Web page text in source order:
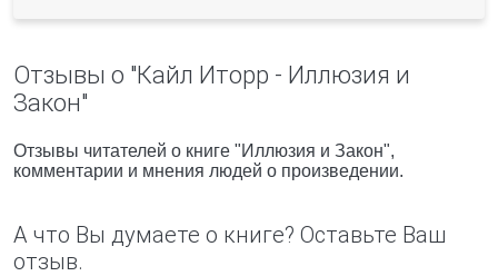
Отзывы о "Кайл Иторр - Иллюзия и
Закон"
Отзывы читателей о книге "Иллюзия и Закон",
комментарии и мнения людей о произведении.
А что Вы думаете о книге? Оставьте Ваш
отзыв.